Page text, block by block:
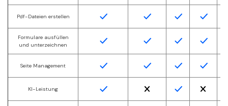
Pdf-Dateien erstellen
Formulare ausfüllen
und unterzeichnen
Seite Management
KI-Leistung